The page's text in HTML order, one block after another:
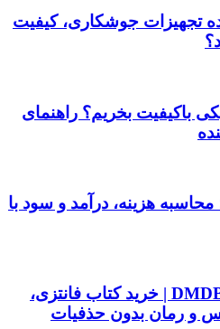
تجهیزات جوشکاری، کیفیت
باکیفیت بخریم؟ راهنمای
محاسبه هزینه، درآمد و سود با
فروشگاه کتاب DMDBook | خرید کتاب فانتزی،
و رمان بدون حذفیات